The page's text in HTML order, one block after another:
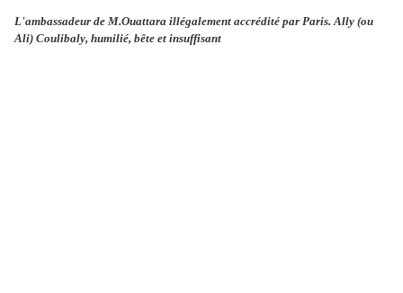
L'ambassadeur de M.Ouattara illégalement accrédité par Paris. Ally (ou
Ali) Coulibaly, humilié, bête et insuffisant